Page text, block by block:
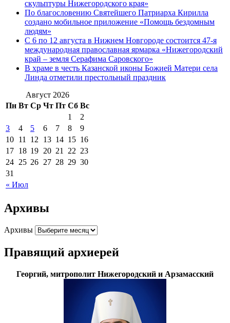
скульптуры Нижегородского края»
По благословению Святейшего Патриарха Кирилла
создано мобильное приложение «Помощь бездомным
людям»
С 6 по 12 августа в Нижнем Новгороде состоится 47-я
международная православная ярмарка «Нижегородский
край – земля Серафима Саровского»
В храме в честь Казанской иконы Божией Матери села
Линда отметили престольный праздник
Август 2026
Пн Вт Ср Чт Пт Сб Вс
« Июл
1
2
3
4 5 6 7 8
9
10 11 12 13 14 15 16
17 18 19 20 21 22 23
24 25 26 27 28 29 30
31
Архивы
Архивы
Правящий архиерей
Георгий, митрополит Нижегородский и Арзамасский